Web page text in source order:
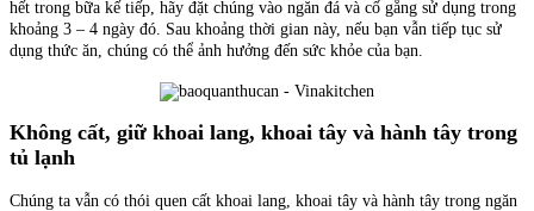
hết trong bữa kế tiếp, hãy đặt chúng vào ngăn đá và cố gắng sử dụng trong
khoảng 3 – 4 ngày đó. Sau khoảng thời gian này, nếu bạn vẫn tiếp tục sử
dụng thức ăn, chúng có thể ảnh hưởng đến sức khỏe của bạn.
Không cất, giữ khoai lang, khoai tây và hành tây trong
tủ lạnh
Chúng ta vẫn có thói quen cất khoai lang, khoai tây và hành tây trong ngăn